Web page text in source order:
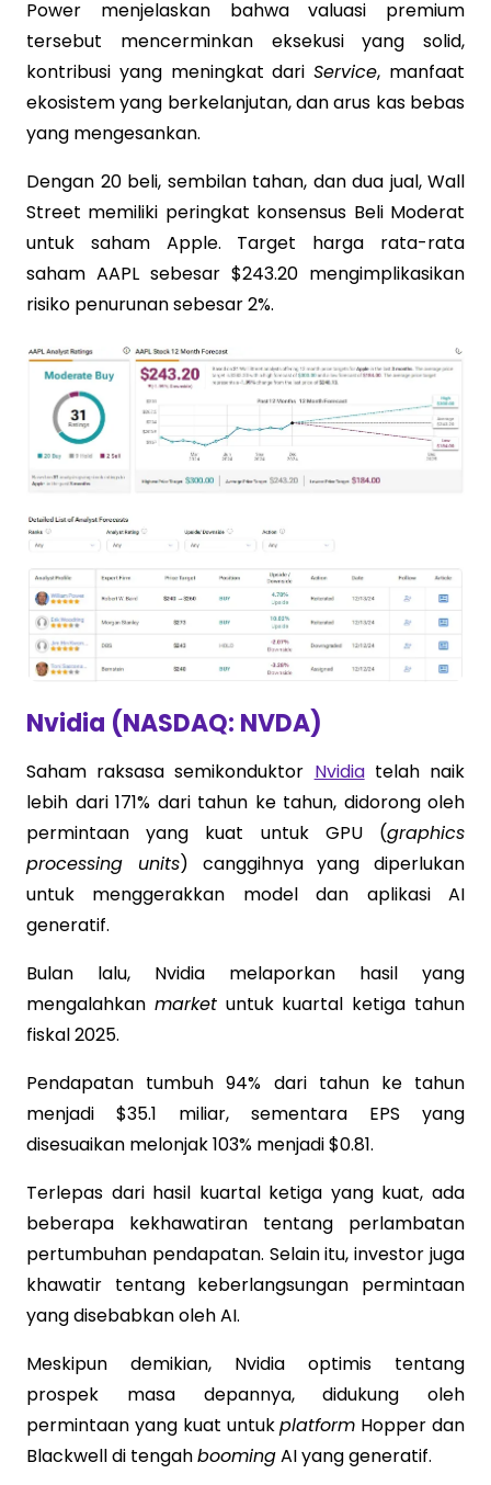
Power menjelaskan bahwa valuasi premium
tersebut mencerminkan eksekusi yang solid,
kontribusi yang meningkat dariService, manfaat
ekosistem yang berkelanjutan, dan arus kas bebas
yang mengesankan.
Dengan 20 beli, sembilan tahan, dan dua jual, Wall
Street memiliki peringkat konsensus Beli Moderat
untuk saham Apple. Target harga rata-rata
saham AAPL sebesar $243.20 mengimplikasikan
risiko penurunan sebesar 2%.
Nvidia (NASDAQ: NVDA)
Saham raksasa semikonduktor Nvidiatelah naik
lebih dari 171% dari tahun ke tahun, didorong oleh
permintaan yang kuat untuk GPU (graphics
processing units) canggihnya yang diperlukan
untuk menggerakkan model dan aplikasi AI
generatif.
Bulan lalu, Nvidia melaporkan hasil yang
mengalahkan marketuntuk kuartal ketiga tahun
fiskal 2025.
Pendapatan tumbuh 94% dari tahun ke tahun
menjadi $35.1 miliar, sementara EPS yang
disesuaikan melonjak 103% menjadi $0.81.
Terlepas dari hasil kuartal ketiga yang kuat, ada
beberapa kekhawatiran tentang perlambatan
pertumbuhan pendapatan. Selain itu, investor juga
khawatir tentang keberlangsungan permintaan
yang disebabkan oleh AI.
Meskipun demikian, Nvidia optimis tentang
prospek masa depannya, didukung oleh
permintaan yang kuat untukplatform Hopper dan
Blackwell di tengahboomingAI yang generatif.